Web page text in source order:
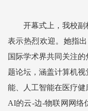
开幕式上，我校
表示热烈欢迎。她指
国际学术界共同关注
题论坛，涵盖计算机
能、人工智能在医疗
AI的云-边-物联网网络